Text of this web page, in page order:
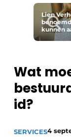
Direct
Meest
Vacature
Lien
kunnen
Wat
id?
SERVICES4